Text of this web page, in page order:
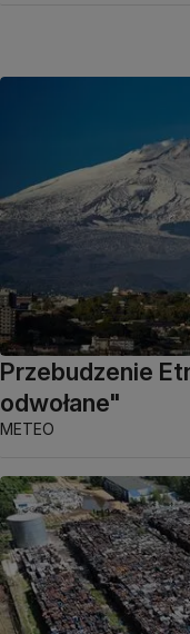
Przebudzenie
odwołane"
METEO